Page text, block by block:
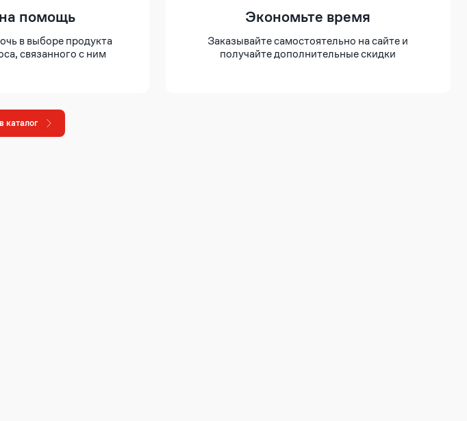
помощь
в выборе продукта
связанного с ним
Экономьте время
Заказывайте самостоятельно на сайте и
получайте дополнительные скидки
каталог